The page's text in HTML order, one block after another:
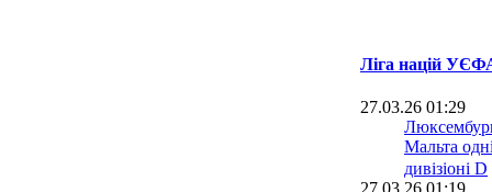
Ліга націй
27.03.26 01:29
Мальта
дивізіоні D